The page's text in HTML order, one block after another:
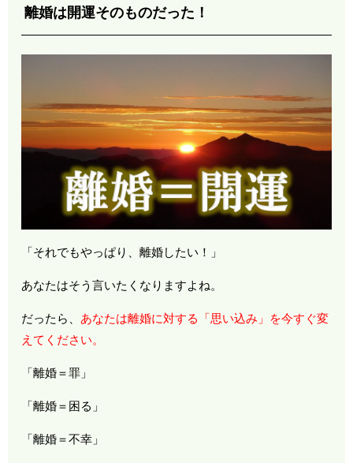
離婚は開運そのものだった！
「それでもやっぱり、離婚したい！」
あなたはそう言いたくなりますよね。
だったら、 あなたは離婚に対する「思い込み」を今すぐ変
えてください。
「離婚＝罪」
「離婚＝困る」
「離婚＝不幸」